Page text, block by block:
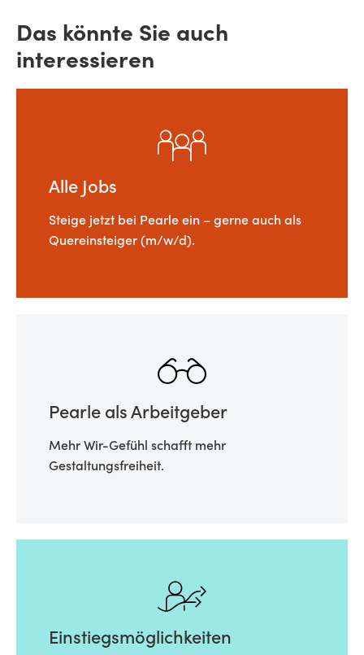
Das könnte Sie auch
interessieren
Alle Jobs
Steige jetzt bei Pearle ein – gerne auch als
Quereinsteiger (m/w/d).
Pearle als Arbeitgeber
Mehr Wir-Gefühl schafft mehr
Gestaltungsfreiheit.
Einstiegsmöglichkeiten